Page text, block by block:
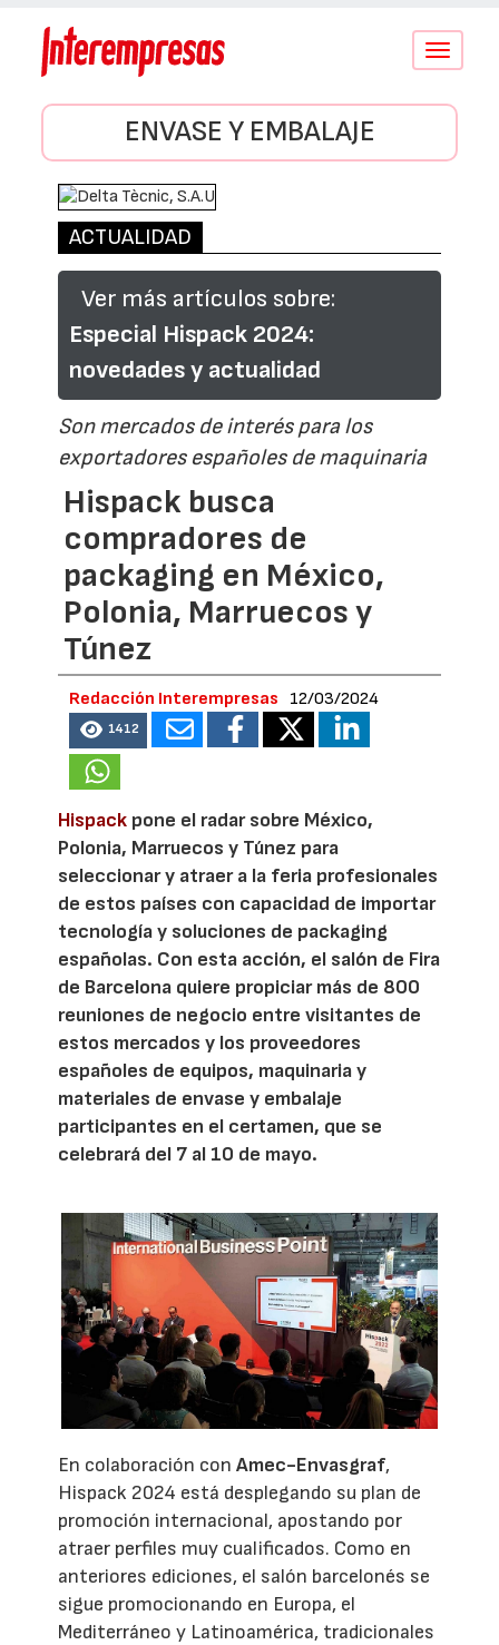
Conmutar
ENVASE Y EMBALAJE
ACTUALIDAD
Ver más artículos sobre:
Especial Hispack 2024:
novedades y actualidad
Son mercados de interés para los
exportadores españoles de maquinaria
Hispack busca
compradores de
packaging en México,
Polonia, Marruecos y
Túnez
Redacción Interempresas 12/03/2024
1412
Hispack pone el radar sobre México,
Polonia, Marruecos y Túnez para
seleccionar y atraer a la feria profesionales
de estos países con capacidad de importar
tecnología y soluciones de packaging
españolas. Con esta acción, el salón de Fira
de Barcelona quiere propiciar más de 800
reuniones de negocio entre visitantes de
estos mercados y los proveedores
españoles de equipos, maquinaria y
materiales de envase y embalaje
participantes en el certamen, que se
celebrará del 7 al 10 de mayo.
En colaboración conAmec-Envasgraf,
Hispack 2024 está desplegando su plan de
promoción internacional, apostando por
atraer perfiles muy cualificados. Como en
anteriores ediciones, el salón barcelonés se
sigue promocionando en Europa, el
Mediterráneo y Latinoamérica, tradicionales